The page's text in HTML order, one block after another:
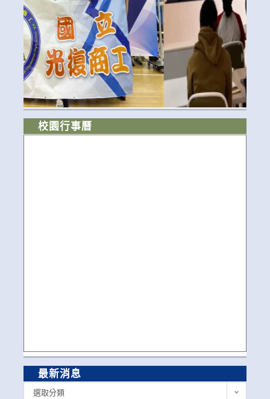
校園行事曆
最新消息
選取分類